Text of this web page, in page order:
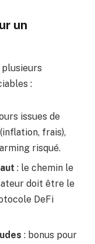
un
:
issues de
frais),
risqué.
: le chemin le
doit être le
DeFi
: bonus pour